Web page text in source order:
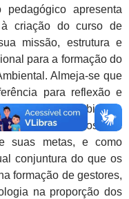
apresenta
à criação do curso de
missão, estrutura e
para a formação do
Almeja-se que
para reflexão e
do Gestor ambiental,
na busca de posturas
suas metas, e como
conjuntura do que os
formação de gestores,
na proporção dos